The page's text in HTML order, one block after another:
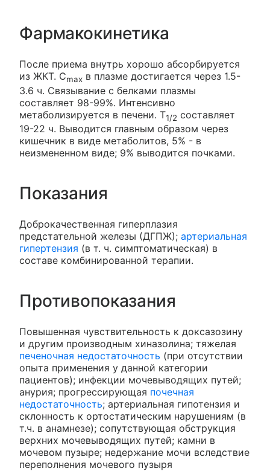
Фармакокинетика
После приема внутрь хорошо абсорбируется
из ЖКТ. Cmax в плазме достигается через 1.5-
3.6 ч. Связывание с белками плазмы
составляет 98-99%. Интенсивно
метаболизируется в печени. T1/2 составляет
19-22 ч. Выводится главным образом через
кишечник в виде метаболитов, 5% - в
неизмененном виде; 9% выводится почками.
Показания
Доброкачественная гиперплазия
предстательной железы (ДГПЖ); артериальная
гипертензия (в т. ч. симптоматическая) в
составе комбинированной терапии.
Противопоказания
Повышенная чувствительность к доксазозину
и другим производным хиназолина; тяжелая
печеночная недостаточность (при отсутствии
опыта применения у данной категории
пациентов); инфекции мочевыводящих путей;
анурия; прогрессирующая почечная
недостаточность; артериальная гипотензия и
склонность к ортостатическим нарушениям (в
т.ч. в анамнезе); сопутствующая обструкция
верхних мочевыводящих путей; камни в
мочевом пузыре; недержание мочи вследствие
переполнения мочевого пузыря